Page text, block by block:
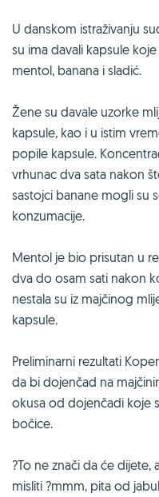
U danskom istraživanju
su ima davali kapsule
mentol, banana i sladić.
Žene su davale uzorke
kapsule, kao i u istim
popile kapsule.
vrhunac dva sata nakon
sastojci banane mogli su
konzumacije.
Mentol je bio prisutan u
dva do osam sati nakon
nestala su iz majčinog
kapsule.
Preliminarni rezultati
da bi dojenčad na
okusa od dojenčadi koje
bočice.
?To ne znači da će
misliti ?mmm, pita od